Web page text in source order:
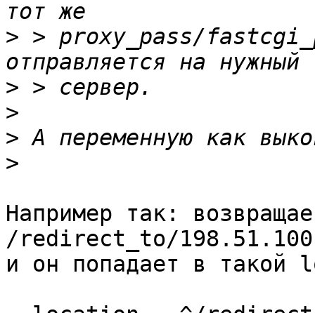
> > proxy_pass/
>
>
>
>
Например так:
/redirect_to/
и он попадает в такой